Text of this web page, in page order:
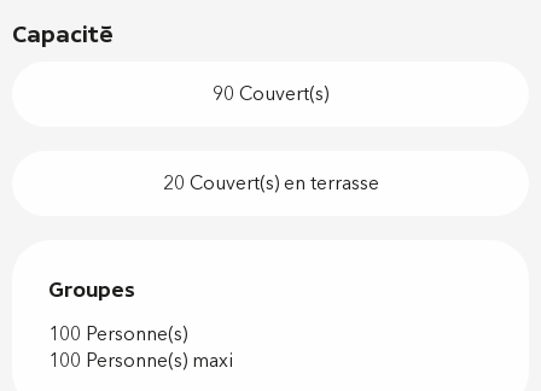
Capacité
90 Couvert(s)
20 Couvert(s) en terrasse
Groupes
Groupes
100 Personne(s)
100 Personne(s) maxi